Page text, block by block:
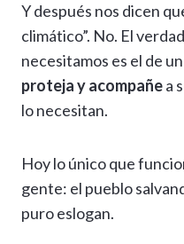
Y después nos dicen
climático”. No. El
necesitamos es el de
proteja y acompañea
lo necesitan.
Hoy lo único que
gente: el pueblo
puro eslogan.